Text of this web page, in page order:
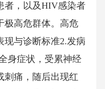
者，以及HIV感染者
极高危群体。高危
现与诊断标准2.发病
身症状，受累神经
刺痛，随后出现红